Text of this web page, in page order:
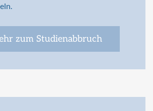
zum Studienabbruch